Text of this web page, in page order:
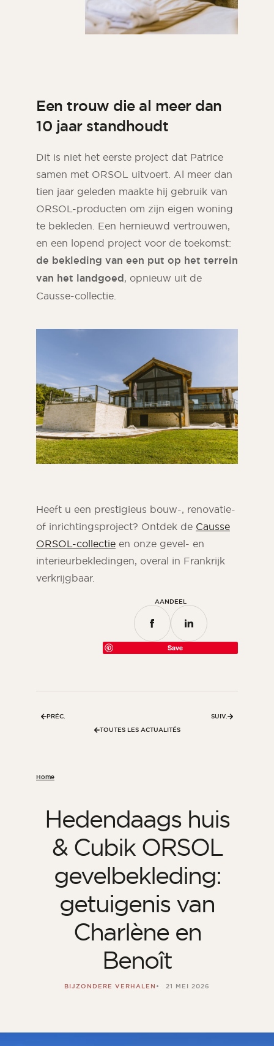
Een trouw die al meer dan
10 jaar standhoudt
Dit is niet het eerste project dat Patrice
samen met ORSOL uitvoert. Al meer dan
tien jaar geleden maakte hij gebruik van
ORSOL-producten om zijn eigen woning
te bekleden. Een hernieuwd vertrouwen,
en een lopend project voor de toekomst:
de bekleding van een put op het terrein
van het landgoed, opnieuw uit de
Causse-collectie.
Heeft u een prestigieus bouw-, renovatie-
of inrichtingsproject? Ontdek de Causse
ORSOL-collectie en onze gevel- en
interieurbekledingen, overal in Frankrijk
verkrijgbaar.
AANDEEL
Save
TOUTES LES ACTUALITÉS
PRÉC. SUIV.
Home
Hedendaags huis
& Cubik ORSOL
gevelbekleding:
getuigenis van
Charlène en
Benoît
BIJZONDERE VERHALEN 21 MEI 2026